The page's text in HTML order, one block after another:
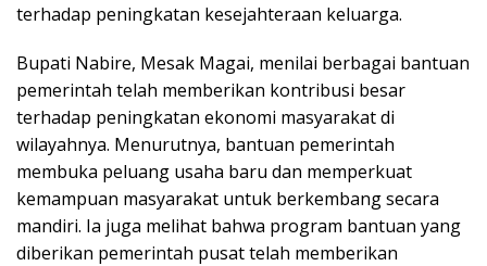
terhadap peningkatan kesejahteraan keluarga.
Bupati Nabire, Mesak Magai, menilai berbagai bantuan
pemerintah telah memberikan kontribusi besar
terhadap peningkatan ekonomi masyarakat di
wilayahnya. Menurutnya, bantuan pemerintah
membuka peluang usaha baru dan memperkuat
kemampuan masyarakat untuk berkembang secara
mandiri. Ia juga melihat bahwa program bantuan yang
diberikan pemerintah pusat telah memberikan